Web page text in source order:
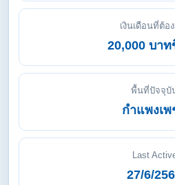
เงินเดือนที่ต้อ
20,000 บาท
พื้นที่ปัจจุบั
กำแพงเพ
Last
27/6/